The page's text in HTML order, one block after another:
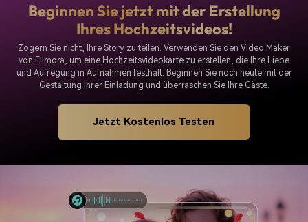
Beginnen Sie jetzt mit der Erstellung
Ihres Hochzeitsvideos!
Zögern Sie nicht, Ihre Story zu teilen. Verwenden Sie den Video Maker
von Filmora, um eine Hochzeitsvideokarte zu erstellen, die Ihre Liebe
und Aufregung in Aufnahmen festhält. Beginnen Sie noch heute mit der
Gestaltung Ihrer Einladung und überraschen Sie Ihre Gäste.
Jetzt Kostenlos Testen